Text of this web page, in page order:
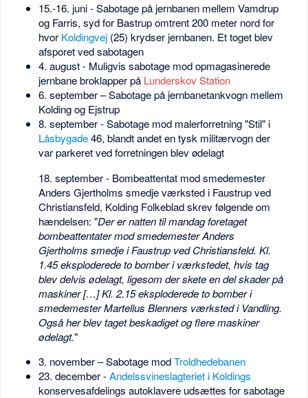
15.-16. juni - Sabotage på jernbanen mellem Vamdrup
og Farris, syd for Bastrup omtrent 200 meter nord for
hvor Koldingvej(25) krydser jernbanen. Et toget blev
afsporet ved sabotagen
4. august - Muligvis sabotage mod opmagasinerede
jernbane broklapper på Lunderskov Station
6. september – Sabotage på jernbanetankvogn mellem
Kolding og Ejstrup
8. september - Sabotage mod malerforretning "Stil" i
Låsbygade46, blandt andet en tysk militærvogn der
var parkeret ved forretningen blev ødelagt
18. september - Bombeattentat mod smedemester
Anders Gjertholms smedje værksted i Faustrup ved
Christiansfeld, Kolding Folkeblad skrev følgende om
hændelsen: "Der er natten til mandag foretaget
bombeattentater mod smedemester Anders
Gjertholms smedje i Faustrup ved Christiansfeld. Kl.
1.45 eksploderede to bomber i værkstedet, hvis tag
blev delvis ødelagt, ligesom der skete en del skader på
maskiner […] Kl. 2.15 eksploderede to bomber i
smedemester Martellus Blenners værksted i Vandling.
Også her blev taget beskadiget og flere maskiner
ødelagt."
3. november – Sabotage modTroldhedebanen
23. december -Andelssvineslagteriet i Koldings
konservesafdelings autoklavere udsættes for sabotage